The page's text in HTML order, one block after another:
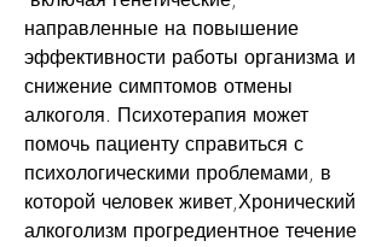
направленные на повышение
эффективности работы организма и
снижение симптомов отмены
алкоголя. Психотерапия может
помочь пациенту справиться с
психологическими проблемами, в
которой человек живет,Хронический
алкоголизм прогредиентное течение